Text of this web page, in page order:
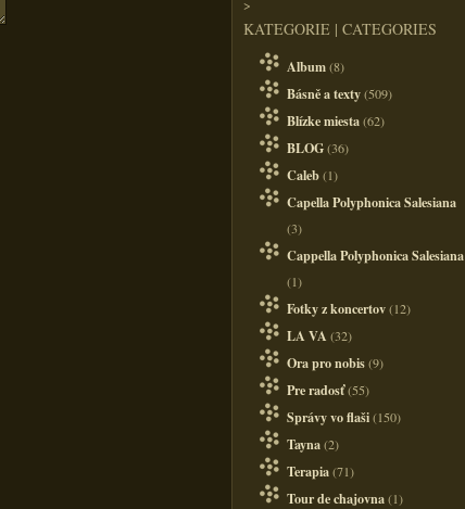
>
KATEGORIE | CATEGORIES
Album(8)
Básně a texty(509)
Blízke miesta(62)
BLOG(36)
Caleb(1)
Capella Polyphonica Salesiana
(3)
Cappella Polyphonica Salesiana
(1)
Fotky z koncertov(12)
LA VA(32)
Ora pro nobis(9)
Pre radosť(55)
Správy vo flaši(150)
Tayna(2)
Terapia(71)
Tour de chajovna(1)